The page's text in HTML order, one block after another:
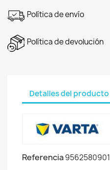
Política de envío
Política de devolución
Detalles del producto
Referencia9562580901